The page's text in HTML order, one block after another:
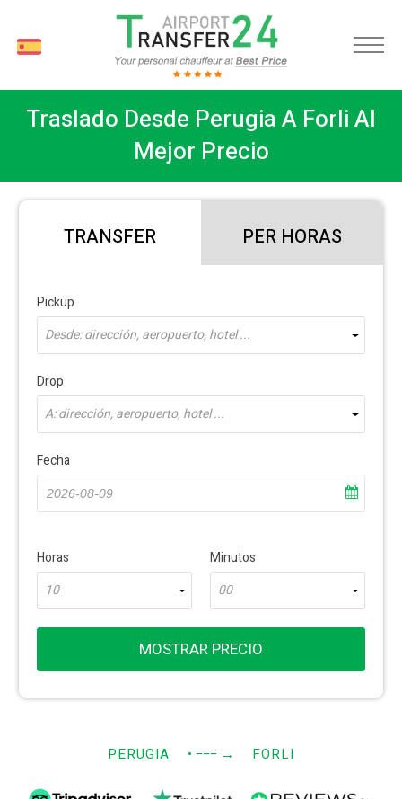
Traslado Desde Perugia A Forli Al
Mejor Precio
TRANSFER PER HORAS
Pickup
Desde: dirección, aeropuerto, hotel ...
Drop
A: dirección, aeropuerto, hotel ...
Fecha
Horas
10
Minutos
00
MOSTRAR PRECIO
PERUGIA • −−− → FORLI